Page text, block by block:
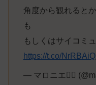
角度から観れると
も
もしくはサイコミ
https://t.co/
— マロニエ👯‍♀️